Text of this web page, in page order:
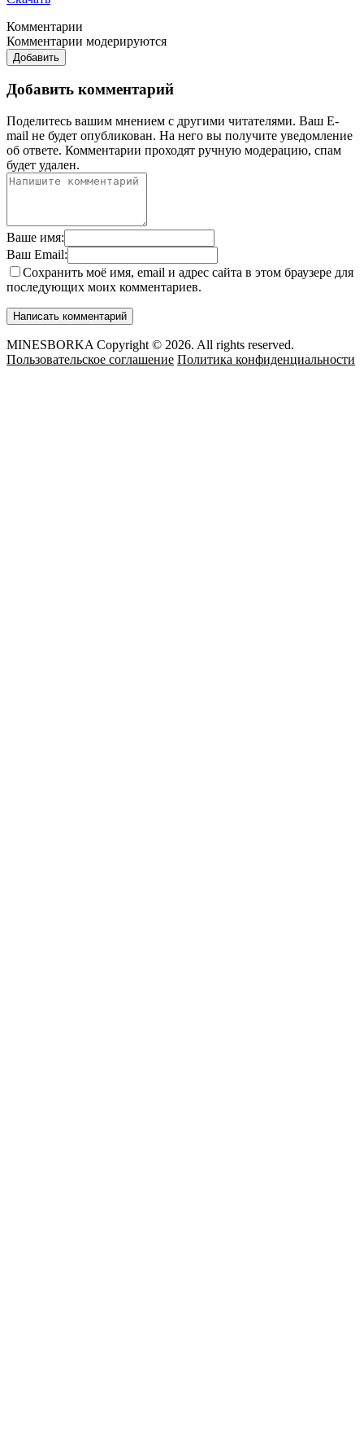
Комментарии
Комментарии модерируются
Добавить
Добавить комментарий
Поделитесь вашим мнением с другими читателями. Ваш E-
mail не будет опубликован. На него вы получите уведомление
об ответе. Комментарии проходят ручную модерацию, спам
будет удален.
Ваше имя:
Ваш Email:
Сохранить моё имя, email и адрес сайта в этом браузере для
последующих моих комментариев.
MINESBORKA Copyright © 2026. All rights reserved.
Пользовательское соглашение Политика конфиденциальности